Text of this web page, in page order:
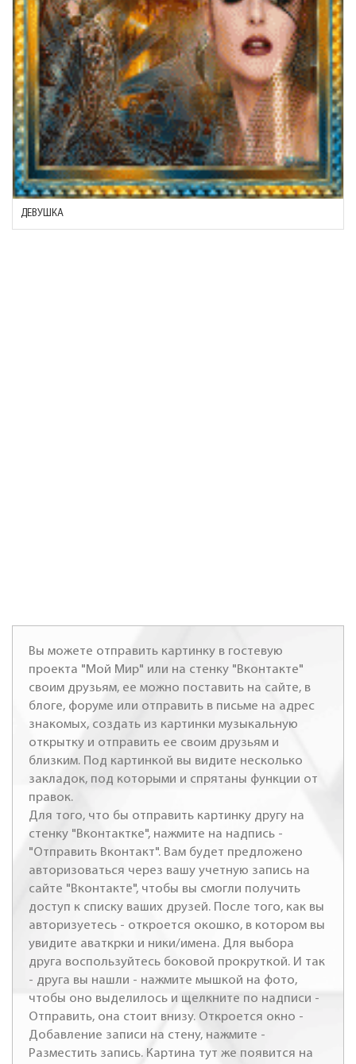
ДЕВУШКА
Вы можете отправить картинку в гостевую
проекта "Мой Мир" или на стенку "Вконтакте"
своим друзьям, ее можно поставить на сайте, в
блоге, форуме или отправить в письме на адрес
знакомых, создать из картинки музыкальную
открытку и отправить ее своим друзьям и
близким. Под картинкой вы видите несколько
закладок, под которыми и спрятаны функции от
правок.
Для того, что бы отправить картинку другу на
стенку "Вконтактке", нажмите на надпись -
"Отправить Вконтакт". Вам будет предложено
авторизоваться через вашу учетную запись на
сайте "Вконтакте", чтобы вы смогли получить
доступ к списку ваших друзей. После того, как вы
авторизуетесь - откроется окошко, в котором вы
увидите аваткрки и ники/имена. Для выбора
друга воспользуйтесь боковой прокруткой. И так
- друга вы нашли - нажмите мышкой на фото,
чтобы оно выделилось и щелкните по надписи -
Отправить, она стоит внизу. Откроется окно -
Добавление записи на стену, нажмите -
Разместить запись. Картина тут же появится на